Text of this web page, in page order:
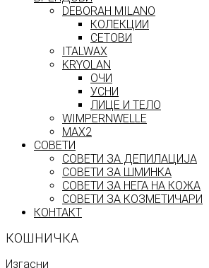
DEBORAH MILANO
КОЛЕКЦИИ
СЕТОВИ
ITALWAX
KRYOLAN
ОЧИ
УСНИ
ЛИЦЕ И ТЕЛО
WIMPERNWELLE
MAX2
СОВЕТИ
СОВЕТИ ЗА ДЕПИЛАЦИЈА
СОВЕТИ ЗА ШМИНКА
СОВЕТИ ЗА НЕГА НА КОЖА
СОВЕТИ ЗА КОЗМЕТИЧАРИ
КОНТАКТ
КОШНИЧКА
Изгасни